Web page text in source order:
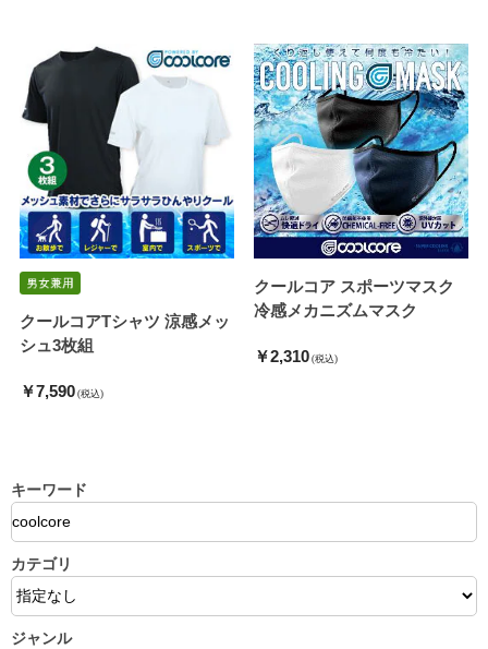
クールコアTシャツ 涼感メッ
シュ3枚組
￥7,590 (税込)
クールコア スポーツマスク
冷感メカニズムマスク
￥2,310 (税込)
キーワード
カテゴリ
ジャンル